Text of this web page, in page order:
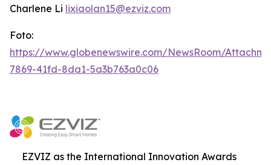
Charlene Li lixiaolan15@ezviz.com
Foto:
https://www.globenewswire.com/NewsRoom/
7869-41fd-8da1-5a3b763a0c06
EZVIZ as the International Innovation Awards